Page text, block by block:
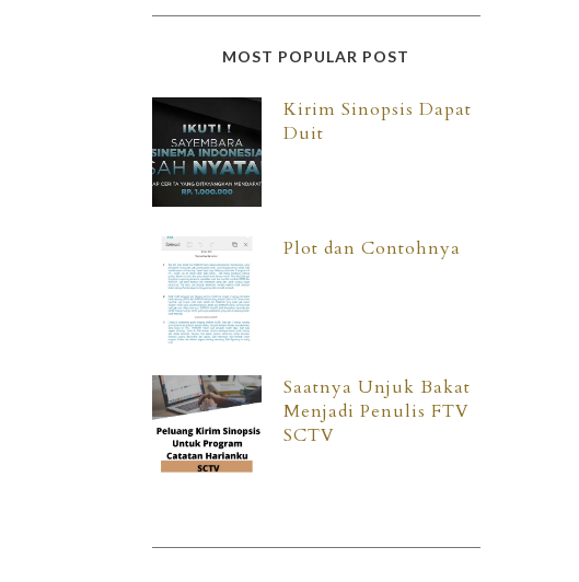
MOST POPULAR POST
Kirim Sinopsis Dapat
Duit
Plot dan Contohnya
Saatnya Unjuk Bakat
Menjadi Penulis FTV
SCTV